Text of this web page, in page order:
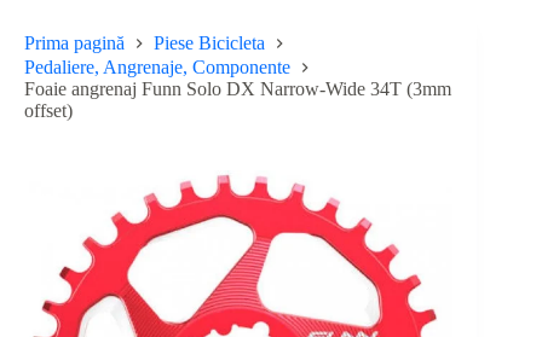
Prima pagină
Piese Bicicleta
Pedaliere, Angrenaje, Componente
Foaie angrenaj Funn Solo DX Narrow-Wide 34T (3mm
offset)